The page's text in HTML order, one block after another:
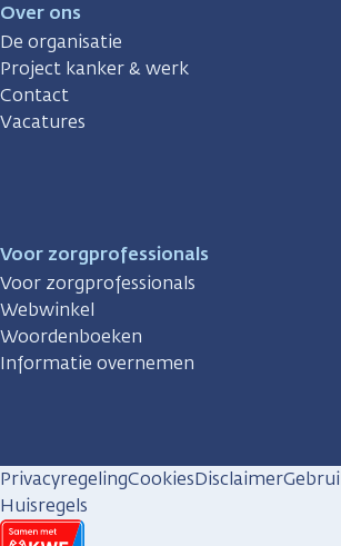
Over ons
De organisatie
Project kanker & werk
Contact
Vacatures
Voor zorgprofessionals
Voor zorgprofessionals
Webwinkel
Woordenboeken
Informatie overnemen
PrivacyregelingCookiesDisclaimer
Huisregels